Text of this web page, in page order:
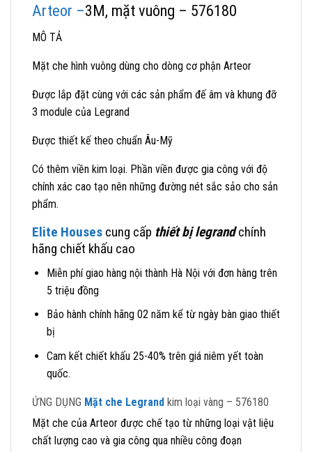
Arteor –3M, mặt vuông – 576180
MÔ TẢ
Mặt che hình vuông dùng cho dòng cơ phận Arteor
Được lắp đặt cùng với các sản phẩm đế âm và khung đỡ
3 module của Legrand
Được thiết kế theo chuẩn Âu-Mỹ
Có thêm viền kim loại. Phần viền được gia công với độ
chính xác cao tạo nên những đường nét sắc sảo cho sản
phẩm.
Elite Houses cung cấp thiết bị legrandchính
hãng chiết khấu cao
Miễn phí giao hàng nội thành Hà Nội với đơn hàng trên
5 triệu đồng
Bảo hành chính hãng 02 năm kể từ ngày bàn giao thiết
bị
Cam kết chiết khấu 25-40% trên giá niêm yết toàn
quốc.
ỨNG DỤNG Mặt che Legrand kim loại vàng – 576180
Mặt che của Arteor được chế tạo từ những loại vật liệu
chất lượng cao và gia công qua nhiều công đoạn